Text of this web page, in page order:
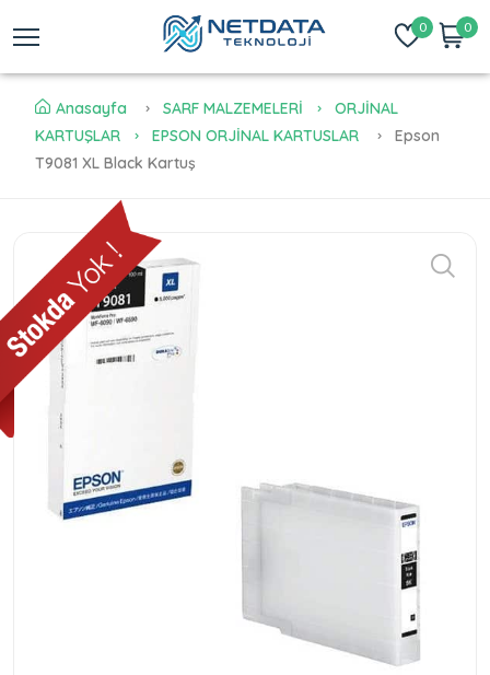
0 0
Anasayfa SARF MALZEMELERİ
ORJİNAL
KARTUŞLAR
EPSON ORJİNAL KARTUSLAR
Epson
T9081 XL Black Kartuş